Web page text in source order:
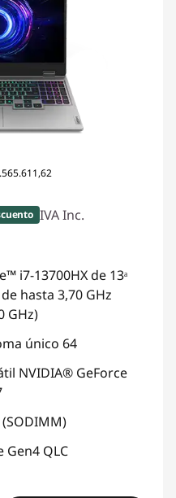
IVA Inc.
i7-13700HX de 13ᵃ
hasta 3,70 GHz
GHz)
único 64
NVIDIA® GeForce
Gen4 QLC